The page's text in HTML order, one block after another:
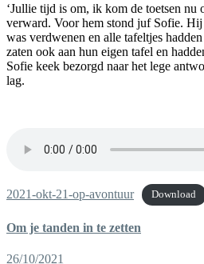
‘Jullie tijd is om, ik kom de toetsen nu
verward. Voor hem stond juf Sofie.
was verdwenen en alle tafeltjes
zaten ook aan hun eigen tafel en
Sofie keek bezorgd naar het lege
lag.
2021-okt-21-op-avontuur Download
Om je tanden in te zetten
26/10/2021